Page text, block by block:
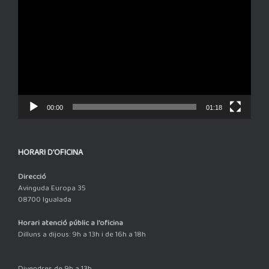
00:00 01:18
HORARI D’OFICINA
Direcció
Avinguda Europa 35
08700 Igualada
Horari atenció públic a l'oficina
Dilluns a dijous: 9h a 13h i de 16h a 18h